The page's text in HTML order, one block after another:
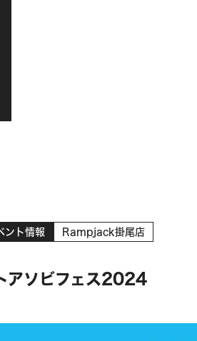
ント情報 Rampjack掛尾店
アソビフェス2024